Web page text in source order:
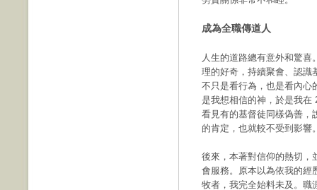
成為全職傳道人
人生的道路總有意外和驚喜
理的好奇，持續聚會、認識
不只是看行為，也是看內心
是我想相信的神，於是我在
看見有的基督徒同樣偽善，
的肯定，也就較不受到影響
後來，本著對信仰的熱切，
會服務。原本以為依我的經
牧者，我完全始料未及。職